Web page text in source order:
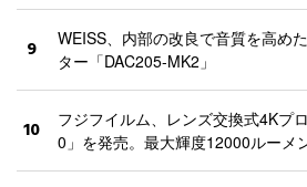
9
WEISS、内部の改良で音質を高め
ター「DAC205-MK2」
10
フジフイルム、レンズ交換式4Kプ
0」を発売。最大輝度12000ルーメ